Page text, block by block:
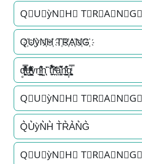
Q⃟U⃟ỳN⃟H⃟ T⃟R⃟A⃟N⃟G⃟
Q҉U҉ỳN҉H҉ T҉R҉A҉N҉G҉
q̥̳̭̘̳͔̹̄ͫ̔̌ͭ̿̓ͅu̟͎̲͕̼̳͉̲ͮͫͭ̋ͭ͛ͣ̈ỳn͉̠̙͉̗̺̋̋̔ͧ̊h͚̖̜̍̃͐ t̘̟̼̉̈́͐͋͌̊r̼̯̤̈ͭ̃ͨ̆a̘̫͈̭͌͛͌̇̇̍n͉̠̙͉̗̺̋̋̔ͧ̊g͎͚̥͎͔͕ͥ̿
Q⃗U⃗ỳN⃗H⃗ T⃗R⃗A⃗N⃗G⃗
Q͛U͛ỳN͛H͛ T͛R͛A͛N͛G͛
Q⃒U⃒ỳN⃒H⃒ T⃒R⃒A⃒N⃒G⃒